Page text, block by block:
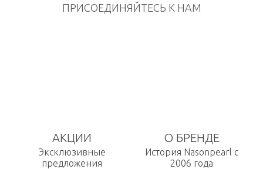
ПРИСОЕДИНЯЙТЕСЬ К НАМ
АКЦИИ
Эксклюзивные
предложения
О БРЕНДЕ
История Nasonpearl с
2006 года